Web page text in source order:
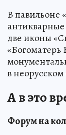
В павильоне
две иконы
«Богоматерь
в неорусском
А в это
Форум на